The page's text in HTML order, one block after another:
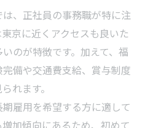
市の保険事務職
保険求人事務の特徴
人事務で成長できる理由
求人事務を選ぶポイント
な保険求人事務を探すコ
、正社員の事務職が特に注
京に近くアクセスも良いた
のが特徴です。加えて、福
備や交通費支給、賞与制度
れます。
雇用を希望する方に適して
加傾向にあるため、初めて